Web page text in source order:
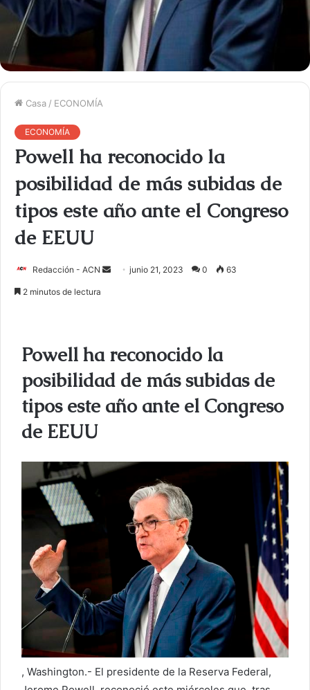
Casa / ECONOMÍA
ECONOMÍA
Powell ha reconocido la
posibilidad de más subidas de
tipos este año ante el Congreso
de EEUU
Redacción - ACN
r
n
c
e
ó
n
c
o
junio 21, 2023 0 63
2 minutos de lectura
Powell ha reconocido la
posibilidad de más subidas de
tipos este año ante el Congreso
de EEUU
, Washington.- El presidente de la Reserva Federal,